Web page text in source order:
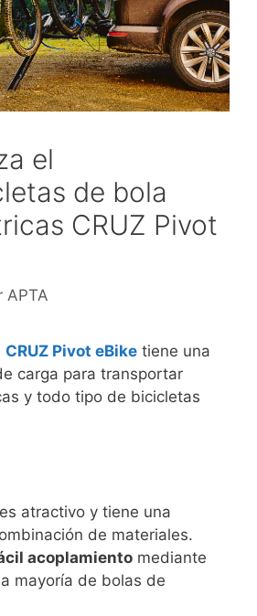
el
de bola
CRUZ Pivot
APTA
CRUZ Pivot eBike tiene una
carga para transportar
y todo tipo de bicicletas
atractivo y tiene una
de materiales.
acoplamiento mediante
mayoría de bolas de